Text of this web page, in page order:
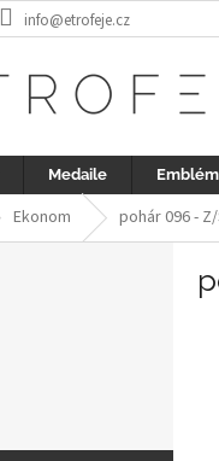
info@etrofeje.cz
Medaile
Ekonom pohár 096 -